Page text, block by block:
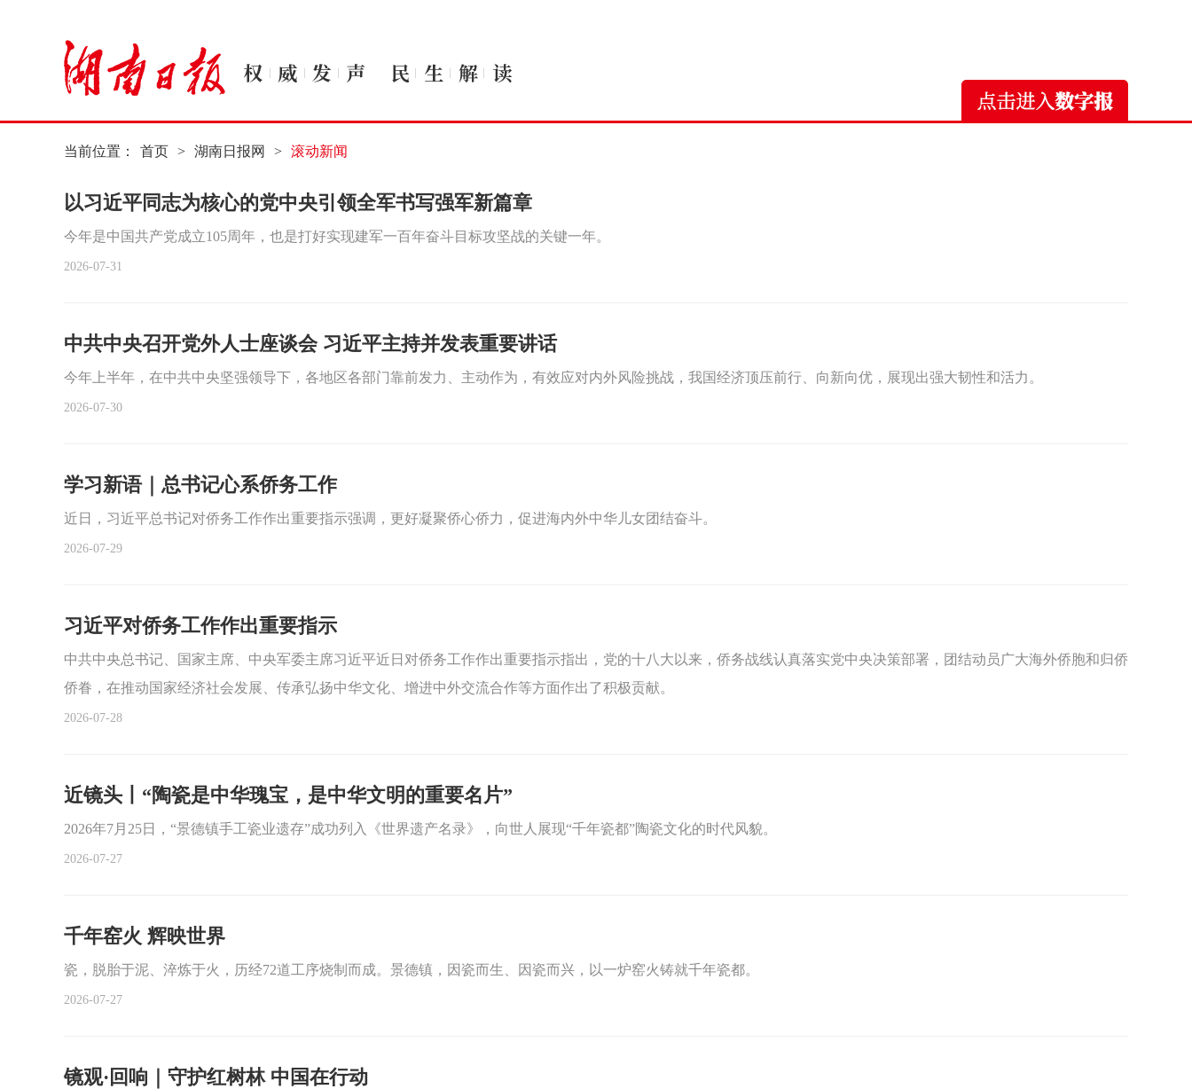
当前位置： 首页 > 湖南日报网 > 滚动新闻
以习近平同志为核心的党中央引领全军书写强军新篇章
今年是中国共产党成立105周年，也是打好实现建军一百年奋斗目标攻坚战的关键一年。
2026-07-31
中共中央召开党外人士座谈会 习近平主持并发表重要讲话
今年上半年，在中共中央坚强领导下，各地区各部门靠前发力、主动作为，有效应对内外风险挑战，我国经济顶压前行、向新向优，展现出强大韧性和活力。
2026-07-30
学习新语｜总书记心系侨务工作
近日，习近平总书记对侨务工作作出重要指示强调，更好凝聚侨心侨力，促进海内外中华儿女团结奋斗。
2026-07-29
习近平对侨务工作作出重要指示
中共中央总书记、国家主席、中央军委主席习近平近日对侨务工作作出重要指示指出，党的十八大以来，侨务战线认真落实党中央决策部署，团结动员广大海外侨胞和归侨
侨眷，在推动国家经济社会发展、传承弘扬中华文化、增进中外交流合作等方面作出了积极贡献。
2026-07-28
近镜头丨“陶瓷是中华瑰宝，是中华文明的重要名片”
2026年7月25日，“景德镇手工瓷业遗存”成功列入《世界遗产名录》，向世人展现“千年瓷都”陶瓷文化的时代风貌。
2026-07-27
千年窑火 辉映世界
瓷，脱胎于泥、淬炼于火，历经72道工序烧制而成。景德镇，因瓷而生、因瓷而兴，以一炉窑火铸就千年瓷都。
2026-07-27
镜观·回响｜守护红树林 中国在行动